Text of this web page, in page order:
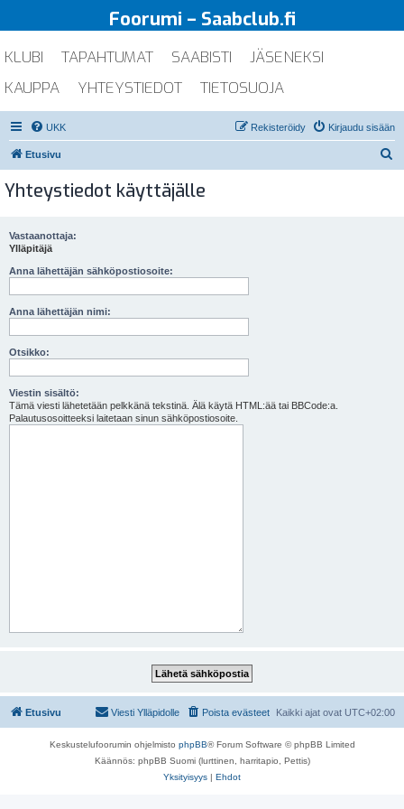
Foorumi – Saabclub.fi
KLUBI TAPAHTUMAT SAABISTI
JÄSENEKSI
KAUPPA
YHTEYSTIEDOT TIETOSUOJA
UKK Kirjaudu sisään
Rekisteröidy
Etusivu
Yhteystiedot käyttäjälle
Vastaanottaja:
Ylläpitäjä
Anna lähettäjän sähköpostiosoite:
Anna lähettäjän nimi:
Otsikko:
Viestin sisältö:
Tämä viesti lähetetään pelkkänä tekstinä. Älä käytä HTML:ää tai BBCode:a.
Palautusosoitteeksi laitetaan sinun sähköpostiosoite.
Etusivu Kaikki ajat ovat UTC+02:00
Poista evästeet
Viesti Ylläpidolle
Keskustelufoorumin ohjelmisto phpBB® Forum Software © phpBB Limited
Käännös: phpBB Suomi (lurttinen, harritapio, Pettis)
Yksityisyys | Ehdot